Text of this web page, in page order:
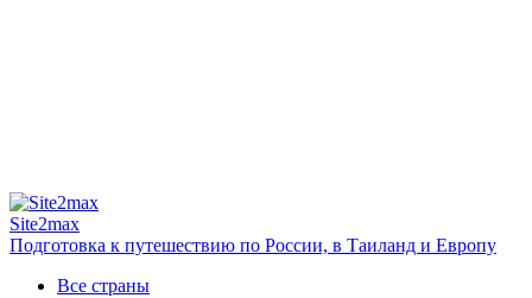
Site2max
Подготовка к путешествию по России, в Таиланд и Европу
Все страны